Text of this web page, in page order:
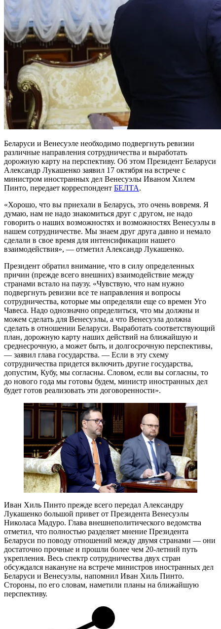
Беларуси и Венесуэле необходимо подвергнуть ревизии
различные направления сотрудничества и выработать
дорожную карту на перспективу. Об этом Президент Беларуси
Александр Лукашенко заявил 17 октября на встрече с
министром иностранных дел Венесуэлы Иваном Хилем
Пинто, передает корреспондент БЕЛТА.
«Хорошо, что вы приехали в Беларусь, это очень вовремя. Я
думаю, нам не надо знакомиться друг с другом, не надо
говорить о наших возможностях и возможностях Венесуэлы в
нашем сотрудничестве. Мы знаем друг друга давно и немало
сделали в свое время для интенсификации нашего
взаимодействия», — отметил Александр Лукашенко.
Президент обратил внимание, что в силу определенных
причин (прежде всего внешних) взаимодействие между
странами встало на паузу. «Чувствую, что нам нужно
подвергнуть ревизии все те направления и вопросы
сотрудничества, которые мы определяли еще со времен Уго
Чавеса. Надо однозначно определиться, что мы должны и
можем сделать для Венесуэлы, а что Венесуэла должна
сделать в отношении Беларуси. Выработать соответствующий
план, дорожную карту наших действий на ближайшую и
среднесрочную, а может быть, и долгосрочную перспективы,
— заявил глава государства. — Если в эту схему
сотрудничества придется включить другие государства,
допустим, Кубу, мы согласны. Словом, если вы согласны, то
до нового года мы готовы будем, министр иностранных дел
будет готов реализовать эти договоренности».
Иван Хиль Пинто прежде всего передал Александру
Лукашенко большой привет от Президента Венесуэлы
Николаса Мадуро. Глава внешнеполитического ведомства
отметил, что полностью разделяет мнение Президента
Беларуси по поводу отношений между двумя странами — они
достаточно прочные и прошли более чем 20-летний путь
укрепления. Весь спектр сотрудничества двух стран
обсуждался накануне на встрече министров иностранных дел
Беларуси и Венесуэлы, напомнил Иван Хиль Пинто.
Стороны, по его словам, наметили планы на ближайшую
перспективу.